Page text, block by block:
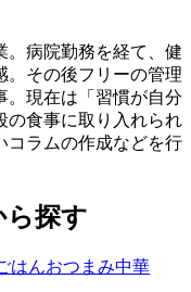
。病院勤務を経て、健
。その後フリーの管理
。現在は「習慣が自分
の食事に取り入れられ
コラムの作成などを行
ら探す
はんおつまみ中華